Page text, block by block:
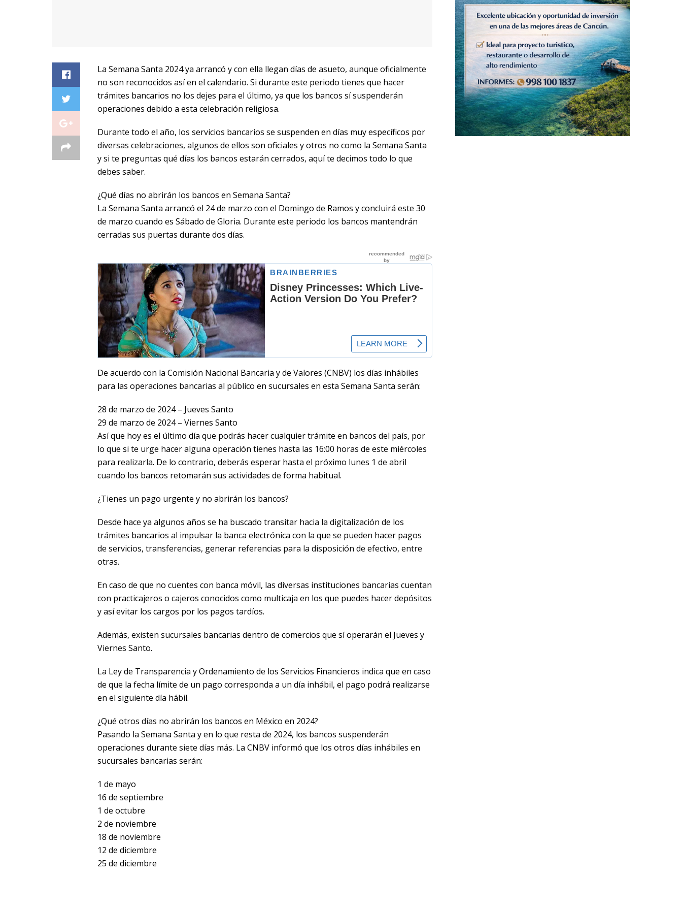
La Semana Santa 2024 ya arrancó y con ella llegan días de asueto, aunque oficialmente
no son reconocidos así en el calendario. Si durante este periodo tienes que hacer
trámites bancarios no los dejes para el último, ya que los bancos sí suspenderán
operaciones debido a esta celebración religiosa.
Durante todo el año, los servicios bancarios se suspenden en días muy específicos por
diversas celebraciones, algunos de ellos son oficiales y otros no como la Semana Santa
y si te preguntas qué días los bancos estarán cerrados, aquí te decimos todo lo que
debes saber.
¿Qué días no abrirán los bancos en Semana Santa?
La Semana Santa arrancó el 24 de marzo con el Domingo de Ramos y concluirá este 30
de marzo cuando es Sábado de Gloria. Durante este periodo los bancos mantendrán
cerradas sus puertas durante dos días.
De acuerdo con la Comisión Nacional Bancaria y de Valores (CNBV) los días inhábiles
para las operaciones bancarias al público en sucursales en esta Semana Santa serán:
28 de marzo de 2024 – Jueves Santo
29 de marzo de 2024 – Viernes Santo
Así que hoy es el último día que podrás hacer cualquier trámite en bancos del país, por
lo que si te urge hacer alguna operación tienes hasta las 16:00 horas de este miércoles
para realizarla. De lo contrario, deberás esperar hasta el próximo lunes 1 de abril
cuando los bancos retomarán sus actividades de forma habitual.
¿Tienes un pago urgente y no abrirán los bancos?
Desde hace ya algunos años se ha buscado transitar hacia la digitalización de los
trámites bancarios al impulsar la banca electrónica con la que se pueden hacer pagos
de servicios, transferencias, generar referencias para la disposición de efectivo, entre
otras.
En caso de que no cuentes con banca móvil, las diversas instituciones bancarias cuentan
con practicajeros o cajeros conocidos como multicaja en los que puedes hacer depósitos
y así evitar los cargos por los pagos tardíos.
Además, existen sucursales bancarias dentro de comercios que sí operarán el Jueves y
Viernes Santo.
La Ley de Transparencia y Ordenamiento de los Servicios Financieros indica que en caso
de que la fecha límite de un pago corresponda a un día inhábil, el pago podrá realizarse
en el siguiente día hábil.
¿Qué otros días no abrirán los bancos en México en 2024?
Pasando la Semana Santa y en lo que resta de 2024, los bancos suspenderán
operaciones durante siete días más. La CNBV informó que los otros días inhábiles en
sucursales bancarias serán:
1 de mayo
16 de septiembre
1 de octubre
2 de noviembre
18 de noviembre
12 de diciembre
25 de diciembre